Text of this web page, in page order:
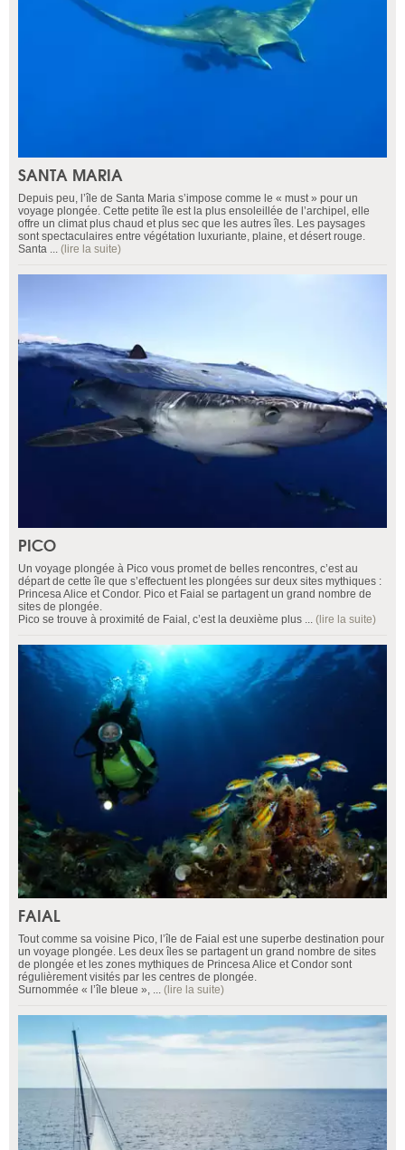
SANTA MARIA
Depuis peu, l’île de Santa Maria s’impose comme le « must » pour un
voyage plongée. Cette petite île est la plus ensoleillée de l’archipel, elle
offre un climat plus chaud et plus sec que les autres îles. Les paysages
sont spectaculaires entre végétation luxuriante, plaine, et désert rouge.
Santa ... (lire la suite)
PICO
Un voyage plongée à Pico vous promet de belles rencontres, c’est au
départ de cette île que s’effectuent les plongées sur deux sites mythiques :
Princesa Alice et Condor. Pico et Faial se partagent un grand nombre de
sites de plongée.
Pico se trouve à proximité de Faial, c’est la deuxième plus ... (lire la suite)
FAIAL
Tout comme sa voisine Pico, l’île de Faial est une superbe destination pour
un voyage plongée. Les deux îles se partagent un grand nombre de sites
de plongée et les zones mythiques de Princesa Alice et Condor sont
régulièrement visités par les centres de plongée.
Surnommée « l’île bleue », ... (lire la suite)